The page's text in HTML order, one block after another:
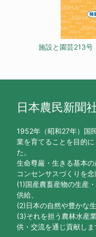
施設と園芸213号
日本農民新聞
1952年（昭和27年）国
業を育てることを目的
た。
生命尊厳・生きる基本
コンセンサスづくりを念
(1)国産農畜産物の生産
供給、
(2)日本の自然や豊かな
(3)それを担う農林水産
供・交流を通じ貢献しま